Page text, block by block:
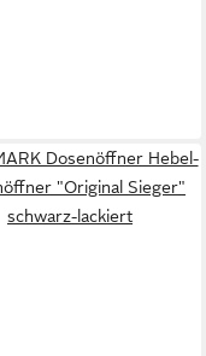
Dosenöffner Hebel-
"Original Sieger"
schwarz-lackiert